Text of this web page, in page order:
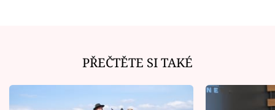
PŘEČTĚTE SI TAKÉ